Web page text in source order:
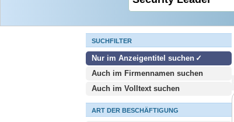
SUCHFILTER
Nur im Anzeigentitel suchen
Auch im Firmennamen suchen
Auch im Volltext suchen
ART DER BESCHÄFTIGUNG